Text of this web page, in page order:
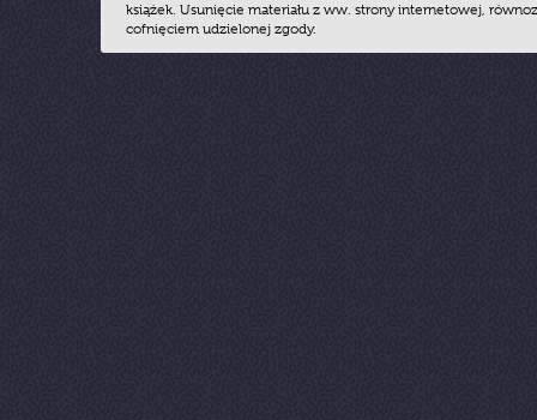
książek. Usunięcie materiału z ww. strony internetowej,
cofnięciem udzielonej zgody.